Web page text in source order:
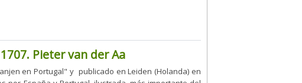
Pieter van der Aa
en Portugal" y publicado en Leiden (Holanda) en